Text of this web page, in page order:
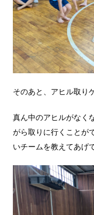
そのあと、アヒル取り
真ん中のアヒルがなく
がら取りに行くことが
いチームを教えてあげ